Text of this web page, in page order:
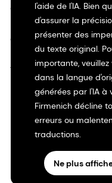
l'aide de l'IA. Bien
d'assurer la
présenter des
du texte original.
importante,
dans la langue
générées par l'IA à
Firmenich décline
erreurs ou
traductions.
Ne plus
Conditions d'utilisation
Conditions d'utilisation
Transparence en
Déclaration
Informations juridiques
Plan du site